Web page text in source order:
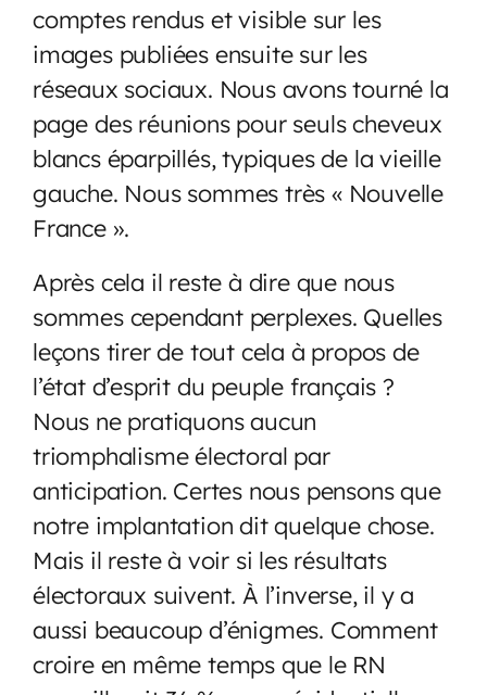
comptes rendus et visible sur les
images publiées ensuite sur les
réseaux sociaux. Nous avons tourné la
page des réunions pour seuls cheveux
blancs éparpillés, typiques de la vieille
gauche. Nous sommes très « Nouvelle
France ».
Après cela il reste à dire que nous
sommes cependant perplexes. Quelles
leçons tirer de tout cela à propos de
l’état d’esprit du peuple français ?
Nous ne pratiquons aucun
triomphalisme électoral par
anticipation. Certes nous pensons que
notre implantation dit quelque chose.
Mais il reste à voir si les résultats
électoraux suivent. À l’inverse, il y a
aussi beaucoup d’énigmes. Comment
croire en même temps que le RN